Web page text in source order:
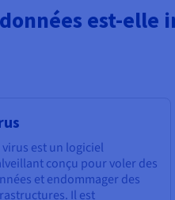
est-elle
virus est un logiciel
conçu pour voler des
et endommager des
Il est